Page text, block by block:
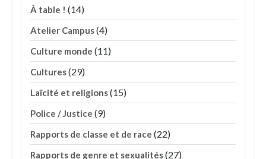
À table ! (14)
Atelier Campus(4)
Culture monde (11)
Cultures(29)
Laïcité et religions(15)
Police / Justice (9)
Rapports de classe et de race (22)
Rapports de genre et sexualités(27)